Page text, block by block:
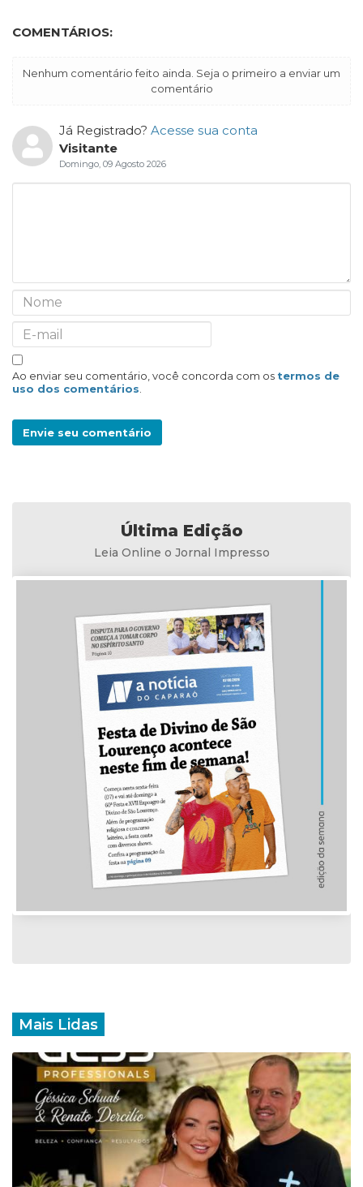
COMENTÁRIOS:
Nenhum comentário feito ainda. Seja o primeiro a enviar um
comentário
Já Registrado? Acesse sua conta
Visitante
Domingo, 09 Agosto 2026
Ao enviar seu comentário, você concorda com os termos de
uso dos comentários
Envie seu comentário
Última Edição
Leia Online o Jornal Impresso
Mais Lidas